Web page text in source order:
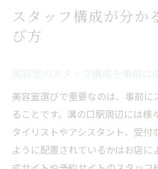
スタッフ構成が分か
び方
美容室のスタッフ構成を事前に
美容室選びで重要なのは、事前に
ることです。溝の口駅周辺には様
タイリストやアシスタント、受付
ように配置されているかはお店に